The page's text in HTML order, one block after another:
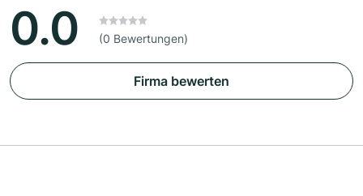
0.0 (0 Bewertungen)
Firma bewerten